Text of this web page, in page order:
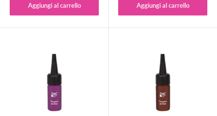
Aggiungi al carrello Aggiungi al carrello